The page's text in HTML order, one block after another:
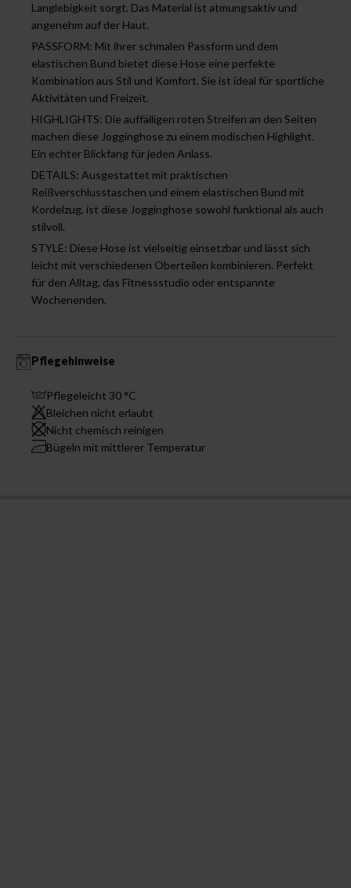
Langlebigkeit sorgt. Das Material ist atmungsaktiv und
angenehm auf der Haut.
PASSFORM: Mit ihrer schmalen Passform und dem
elastischen Bund bietet diese Hose eine perfekte
Kombination aus Stil und Komfort. Sie ist ideal für sportliche
Aktivitäten und Freizeit.
HIGHLIGHTS: Die auffälligen roten Streifen an den Seiten
machen diese Jogginghose zu einem modischen Highlight.
Ein echter Blickfang für jeden Anlass.
DETAILS: Ausgestattet mit praktischen
Reißverschlusstaschen und einem elastischen Bund mit
Kordelzug, ist diese Jogginghose sowohl funktional als auch
stilvoll.
STYLE: Diese Hose ist vielseitig einsetzbar und lässt sich
leicht mit verschiedenen Oberteilen kombinieren. Perfekt
für den Alltag, das Fitnessstudio oder entspannte
Wochenenden.
Pflegehinweise
Pflegeleicht 30 °C
Bleichen nicht erlaubt
Nicht chemisch reinigen
Bügeln mit mittlerer Temperatur